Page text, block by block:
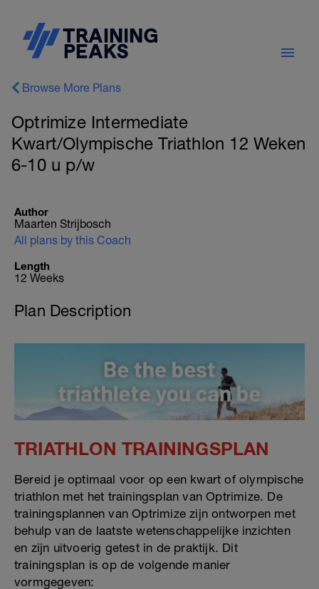
Browse More Plans
Optrimize Intermediate
Kwart/Olympische Triathlon 12 Weken
6-10 u p/w
Author
Maarten Strijbosch
All plans by this Coach
Length
12 Weeks
Plan Description
TRIATHLON TRAININGSPLAN
Bereid je optimaal voor op een kwart of olympische
triathlon met het trainingsplan van Optrimize. De
trainingsplannen van Optrimize zijn ontworpen met
behulp van de laatste wetenschappelijke inzichten
en zijn uitvoerig getest in de praktijk. Dit
trainingsplan is op de volgende manier
vormgegeven: